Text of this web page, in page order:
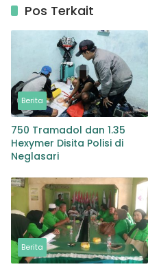
Pos Terkait
Berita
750 Tramadol dan 1.35
Hexymer Disita Polisi di
Neglasari
Berita